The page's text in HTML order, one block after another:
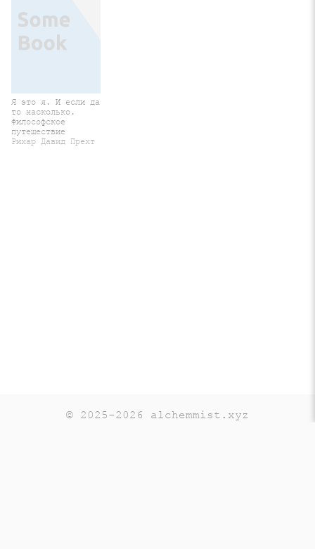
Я это я. И если да
то насколько.
Философское
путешествие
Рихар Давид Прехт
© 2025-2026 alchemmist.xyz